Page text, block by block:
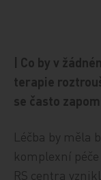
| Co by v
terapie
se často
Léčba by měla
komplexní
RS centra